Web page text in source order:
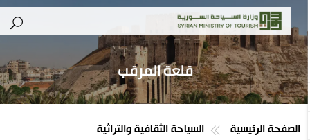
قلعة المرقب
الرئيسية السياحة الثقافية والتراثية